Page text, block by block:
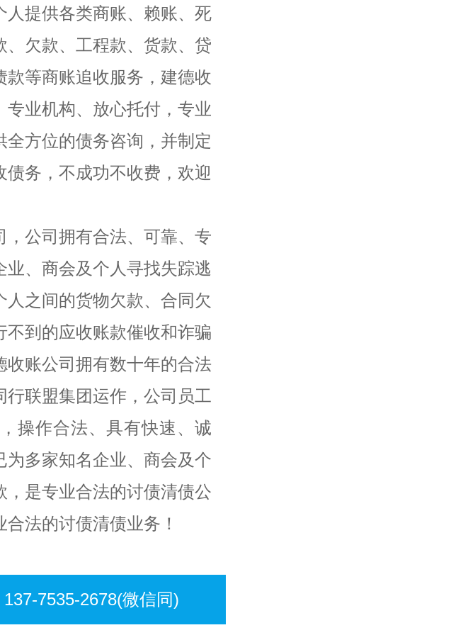
提供各类商账、赖账、死
欠款、工程款、货款、贷
等商账追收服务，建德收
业机构、放心托付，专业
方位的债务咨询，并制定
务，不成功不收费，欢迎
公司拥有合法、可靠、专
、商会及个人寻找失踪逃
之间的货物欠款、合同欠
到的应收账款催收和诈骗
账公司拥有数十年的合法
联盟集团运作，公司员工
操作合法、具有快速、诚
多家知名企业、商会及个
，是专业合法的讨债清债公
法的讨债清债业务！
7535-2678(微信同)